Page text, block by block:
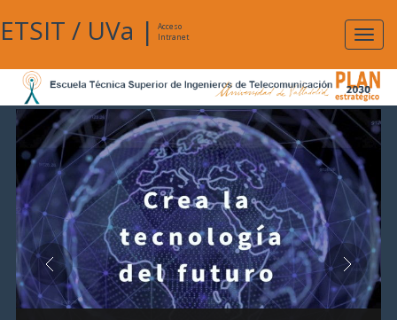
ETSIT / UVa |
Acceso
Intranet